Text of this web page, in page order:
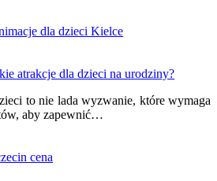
dla dzieci Kielce
atrakcje dla dzieci na urodziny?
to nie lada wyzwanie, które wymaga
aby zapewnić…
cena